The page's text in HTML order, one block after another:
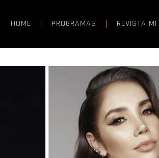
HOME PROGRAMAS REVISTA MI